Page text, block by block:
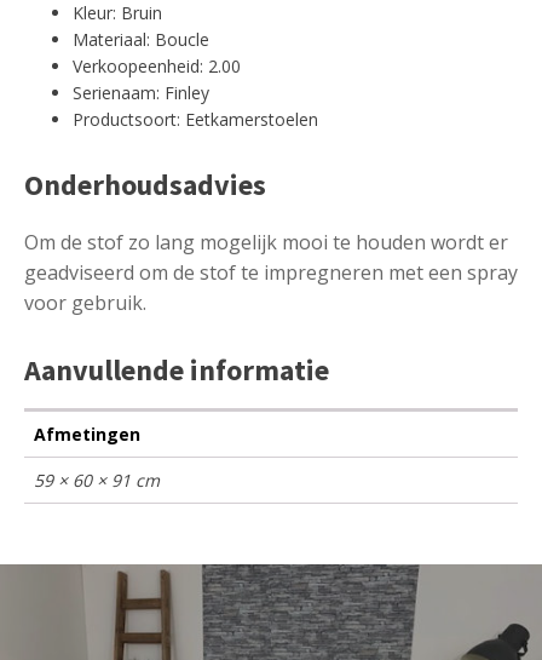
Kleur: Bruin
Materiaal: Boucle
Verkoopeenheid: 2.00
Serienaam: Finley
Productsoort: Eetkamerstoelen
Onderhoudsadvies
Om de stof zo lang mogelijk mooi te houden wordt er
geadviseerd om de stof te impregneren met een spray
voor gebruik.
Aanvullende informatie
Afmetingen
59 × 60 × 91 cm